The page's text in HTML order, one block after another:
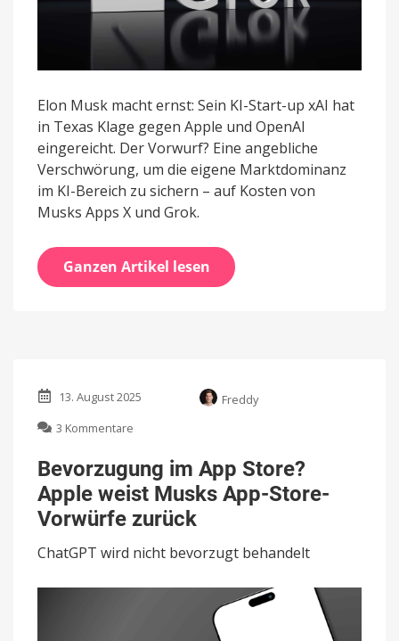
Elon Musk macht ernst: Sein KI-Start-up xAI hat
in Texas Klage gegen Apple und OpenAI
eingereicht. Der Vorwurf? Eine angebliche
Verschwörung, um die eigene Marktdominanz
im KI-Bereich zu sichern – auf Kosten von
Musks Apps X und Grok.
Ganzen Artikel lesen
13. August 2025
Freddy
3 Kommentare
im
App
Store?
Apple
weist
Musks
App-
Bevorzugung im App Store?
Apple weist Musks App-Store-
Vorwürfe zurück
ChatGPT wird nicht bevorzugt behandelt